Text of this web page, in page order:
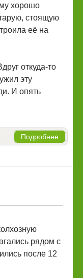
хорошо
стоящую
её на
откуда-то
эту
И опять
Подробнее
рядом с
после 12